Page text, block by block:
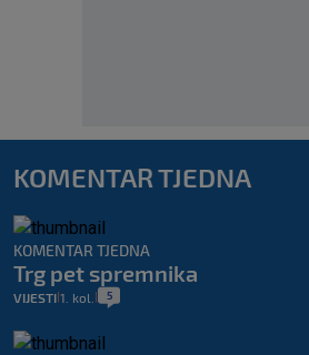
KOMENTAR TJEDNA
KOMENTAR TJEDNA
Trg pet spremnika
VIJESTI 1. kol. 5